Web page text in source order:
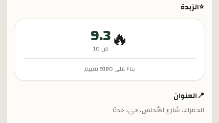
⭐الزبدة
🔥
9.3
من 10
بناءً على 9180تقييم
📍العنوان
الحمراء، شارع الأندلس، حي، جدة